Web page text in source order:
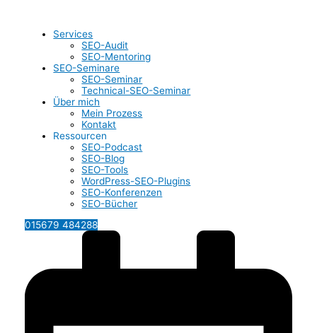
Services
SEO-Audit
SEO-Mentoring
SEO-Seminare
SEO-Seminar
Technical-SEO-Seminar
Über mich
Mein Prozess
Kontakt
Ressourcen
SEO-Podcast
SEO-Blog
SEO-Tools
WordPress-SEO-Plugins
SEO-Konferenzen
SEO-Bücher
015679 484288